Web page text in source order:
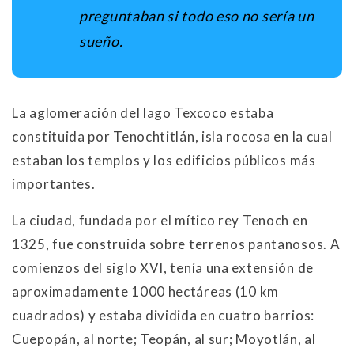
preguntaban si todo eso no sería un
sueño.
La aglomeración del lago Texcoco estaba
constituida por Tenochtitlán, isla rocosa en la cual
estaban los templos y los edificios públicos más
importantes.
La ciudad, fundada por el mítico rey Tenoch en
1325, fue construida sobre terrenos pantanosos. A
comienzos del siglo XVI, tenía una extensión de
aproximadamente 1000 hectáreas (10 km
cuadrados) y estaba dividida en cuatro barrios:
Cuepopán, al norte; Teopán, al sur; Moyotlán, al